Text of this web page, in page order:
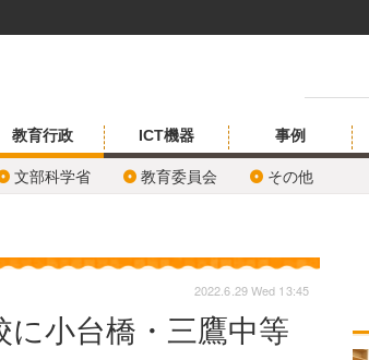
教育行政
文部科学省 教育委員会 その他
ICT機器 事例
に小台橋・三鷹中等
2022.6.29 Wed 13:45